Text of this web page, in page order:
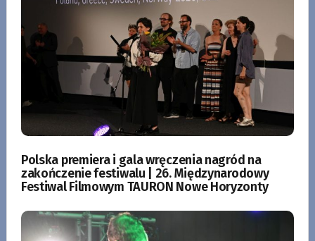
Polska premiera i gala wręczenia nagród na
zakończenie festiwalu | 26. Międzynarodowy
Festiwal Filmowym TAURON Nowe Horyzonty